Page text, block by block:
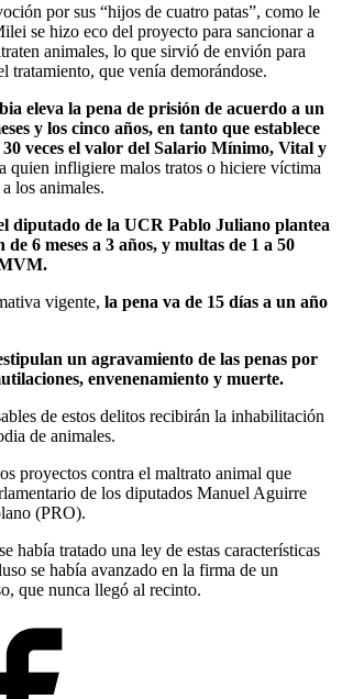
por sus “hijos de cuatro patas”, como le
se hizo eco del proyecto para sancionar a
animales, lo que sirvió de envión para
tratamiento, que venía demorándose.
eleva la pena de prisión de acuerdo a un
y los cinco años, en tanto que establece
veces el valor del Salario Mínimo, Vital y
quien infligiere malos tratos o hiciere víctima
los animales.
diputado de la UCR Pablo Juliano plantea
6 meses a 3 años, y multas de 1 a 50
vigente, la pena va de 15 días a un año
un agravamiento de las penas por
envenenamiento y muerte.
de estos delitos recibirán la inhabilitación
de animales.
proyectos contra el maltrato animal que
de los diputados Manuel Aguirre
(PRO).
había tratado una ley de estas características
se había avanzado en la firma de un
que nunca llegó al recinto.